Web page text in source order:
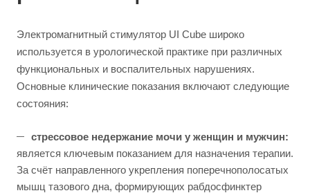
Электромагнитный стимулятор UI Cube широко
используется в урологической практике при различных
функциональных и воспалительных нарушениях.
Основные клинические показания включают следующие
состояния:
стрессовое недержание мочи у женщин и мужчин:
является ключевым показанием для назначения терапии.
За счёт направленного укрепления поперечнополосатых
мышц тазового дна, формирующих рабдосфинктер